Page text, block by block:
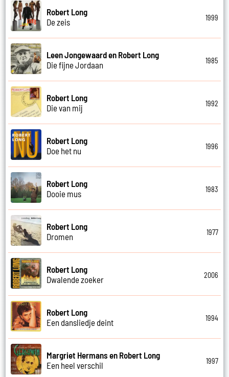
Robert Long
De zeis
1999
Leen Jongewaard en Robert Long
Die fijne Jordaan
1985
Robert Long
Die van mij
1992
Robert Long
Doe het nu
1996
Robert Long
Dooie mus
1983
Robert Long
Dromen
1977
Robert Long
Dwalende zoeker
2006
Robert Long
Een dansliedje deint
1994
Margriet Hermans en Robert Long
Een heel verschil
1997